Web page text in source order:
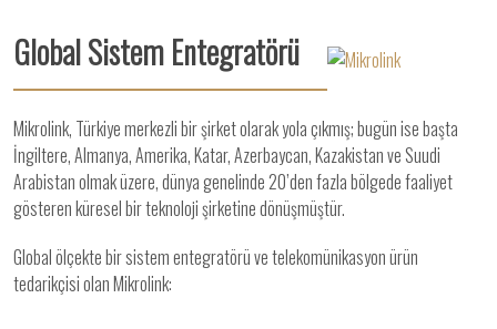
Global Sistem Entegratörü
Mikrolink, Türkiye merkezli bir şirket olarak yola çıkmış; bugün ise başta
İngiltere, Almanya, Amerika, Katar, Azerbaycan, Kazakistan ve Suudi
Arabistan olmak üzere, dünya genelinde 20’den fazla bölgede faaliyet
gösteren küresel bir teknoloji şirketine dönüşmüştür.
Global ölçekte bir sistem entegratörü ve telekomünikasyon ürün
tedarikçisi olan Mikrolink: